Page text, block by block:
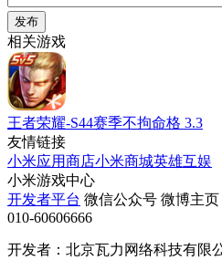
发布
相关游戏
王者荣耀-S44赛季不拘命格 3.3
友情链接
小米应用商店小米商城英雄互娱
小米游戏中心
开发者平台 微信公众号 微博主页
010-60606666
开发者：北京瓦力网络科技有限